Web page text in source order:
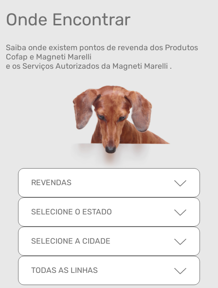
Onde Encontrar
Saiba onde existem pontos de revenda dos Produtos
Cofap e Magneti Marelli
e os Serviços Autorizados da Magneti Marelli .
REVENDAS
SELECIONE O ESTADO
SELECIONE A CIDADE
TODAS AS LINHAS